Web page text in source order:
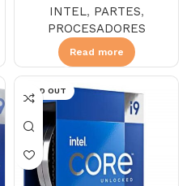
INTEL, PARTES,
PROCESADORES
Read more
SOLD OUT